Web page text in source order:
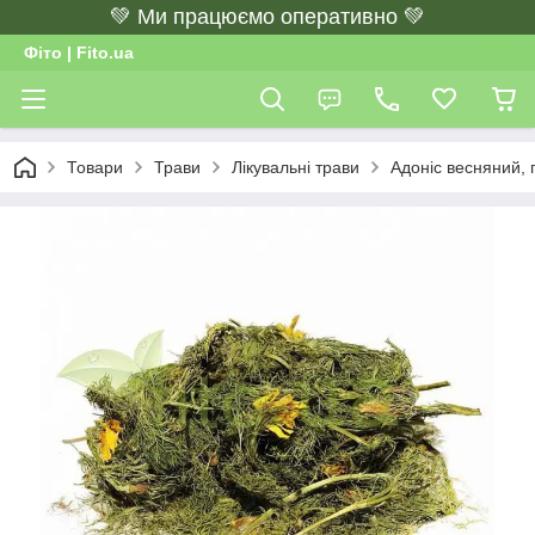
💚 Ми працюємо оперативно 💚
Фіто | Fito.ua
Товари Трави Лікувальні трави Адоніс весняний,